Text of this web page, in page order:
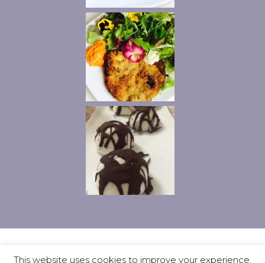
Privacy Contatti Ciao, io sono Vanny
This website uses cookies to improve your experience.